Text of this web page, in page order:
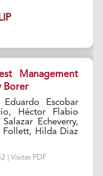
Management
Borer
Escobar
Héctor Flabio
Echeverry,
Follett, Hilda Diaz
| Visitas PDF